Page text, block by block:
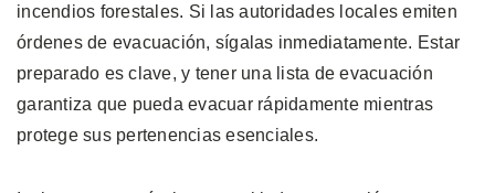
incendios forestales. Si las autoridades locales emiten
órdenes de evacuación, sígalas inmediatamente. Estar
preparado es clave, y tener una lista de evacuación
garantiza que pueda evacuar rápidamente mientras
protege sus pertenencias esenciales.